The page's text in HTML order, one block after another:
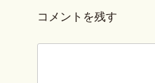
コメントを残す